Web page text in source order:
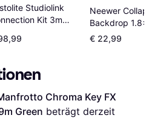
Studiolink
Kit 3m
Neewer
Backdrop
€ 22,99
Chroma Key FX
Green